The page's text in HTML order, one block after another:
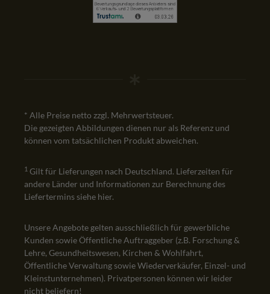
* Alle Preise netto zzgl. Mehrwertsteuer.
Die gezeigten Abbildungen dienen nur als Referenz und
können vom tatsächlichen Produkt abweichen.
1 Gilt für Lieferungen nach Deutschland. Lieferzeiten für
andere Länder und Informationen zur Berechnung des
Liefertermins siehe hier.
Unsere Angebote gelten ausschließlich für gewerbliche
Kunden sowie Öffentliche Auftraggeber (z.B. Forschung &
Lehre, Gesundheitswesen, Kirchen & Wohlfahrt,
Öffentliche Verwaltung sowie Wiederverkäufer, Einzel- und
Kleinstunternehmen). Privatpersonen können wir leider
nicht beliefern!